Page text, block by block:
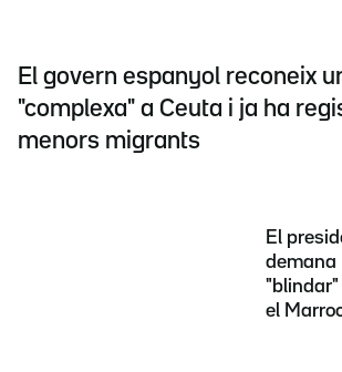
El govern espanyol reconeix
"complexa" a Ceuta i ja ha
menors migrants
El
demana
"blindar"
el